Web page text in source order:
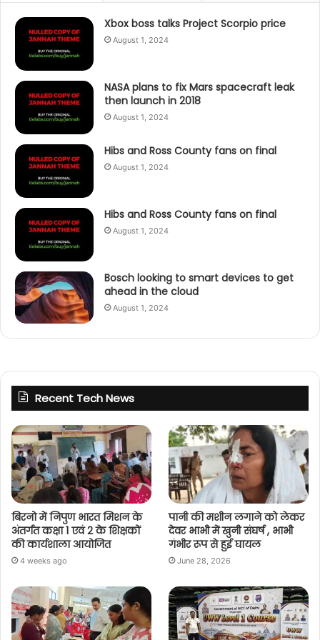
Xbox boss talks Project Scorpio price
August 1, 2024
NASA plans to fix Mars spacecraft leak
then launch in 2018
August 1, 2024
Hibs and Ross County fans on final
August 1, 2024
Hibs and Ross County fans on final
August 1, 2024
Bosch looking to smart devices to get
ahead in the cloud
August 1, 2024
Recent Tech News
बिरनो में निपुण भारत मिशन के
अंतर्गत कक्षा 1 एवं 2 के शिक्षकों
की कार्यशाला आयोजित
4 weeks ago
पानी की मशीन लगाने को लेकर
देवर भाभी में खुनी संघर्ष , भाभी
गंभीर रूप से हुई घायल
June 28, 2026